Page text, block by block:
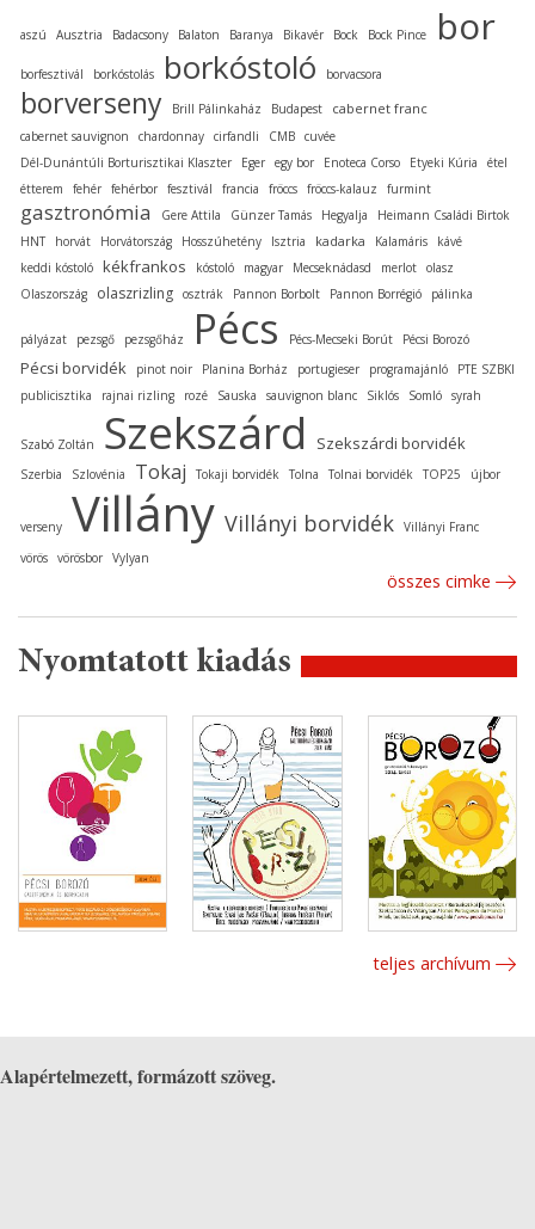
aszú Ausztria Badacsony Balaton Baranya Bikavér Bock Bock Pince bor
borfesztivál borkóstolás borkóstoló borvacsora
borverseny Brill Pálinkaház Budapest cabernet franc
cabernet sauvignon chardonnay cirfandli CMB cuvée
Dél-Dunántúli Borturisztikai Klaszter
Eger egy bor Enoteca Corso Etyeki Kúria
étel
étterem
fehér fehérbor fesztivál francia fröccs fröccs-kalauz furmint
gasztronómia Gere Attila Günzer Tamás Hegyalja
Heimann Családi Birtok
HNT
horvát Horvátország Hosszúhetény Isztria kadarka Kalamáris
kávé
keddi kóstoló kékfrankos kóstoló magyar Mecseknádasd merlot olasz
Olaszország
olaszrizling osztrák Pannon Borbolt Pannon Borrégió pálinka
pályázat pezsgő pezsgőház Pécs Pécs-Mecseki Borút Pécsi Borozó
Pécsi borvidék pinot noir Planina Borház portugieser programajánló
PTE SZBKI
publicisztika
rajnai rizling rozé Sauska sauvignon blanc Siklós Somló syrah
Szabó Zoltán Szekszárd Szekszárdi borvidék
Szerbia Szlovénia Tokaj Tokaji borvidék Tolna Tolnai borvidék TOP25 újbor
verseny Villány Villányi borvidék Villányi Franc
vörös vörösbor Vylyan
összes cimke
Nyomtatott kiadás
teljes archívum
Alapértelmezett, formázott szöveg.